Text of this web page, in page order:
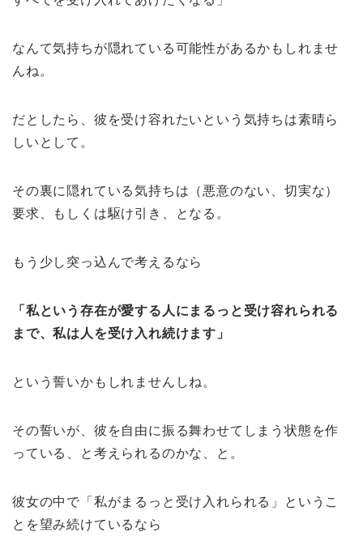
なんて気持ちが隠れている可能性があるかもしれませ
んね。
だとしたら、彼を受け容れたいという気持ちは素晴ら
しいとして。
その裏に隠れている気持ちは（悪意のない、切実な）
要求、もしくは駆け引き、となる。
もう少し突っ込んで考えるなら
「私という存在が愛する人にまるっと受け容れられる
まで、私は人を受け入れ続けます」
という誓いかもしれませんしね。
その誓いが、彼を自由に振る舞わせてしまう状態を作
っている、と考えられるのかな、と。
彼女の中で「私がまるっと受け入れられる」というこ
とを望み続けているなら